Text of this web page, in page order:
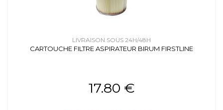
LIVRAISON SOUS 24H/48H
CARTOUCHE FILTRE ASPIRATEUR BIRUM FIRSTLINE
17.80 €